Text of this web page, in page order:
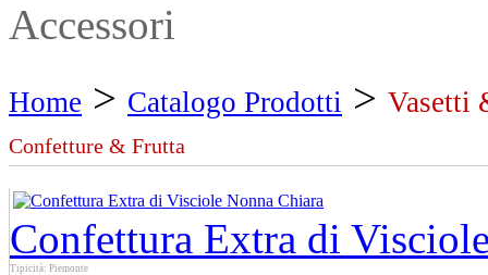
Accessori
Home > Catalogo Prodotti > Vasetti
Confetture & Frutta
Confettura Extra di
Tipicità: Piemonte